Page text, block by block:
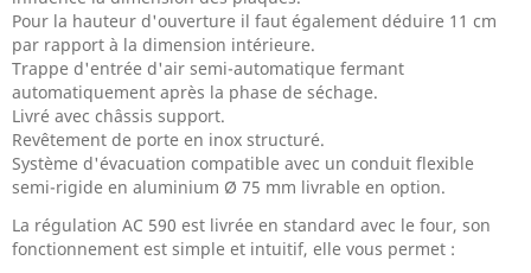
Pour la hauteur d'ouverture il faut également déduire 11 cm
par rapport à la dimension intérieure.
Trappe d'entrée d'air semi-automatique fermant
automatiquement après la phase de séchage.
Livré avec châssis support.
Revêtement de porte en inox structuré.
Système d'évacuation compatible avec un conduit flexible
semi-rigide en aluminium Ø 75 mm livrable en option.
La régulation AC 590 est livrée en standard avec le four, son
fonctionnement est simple et intuitif, elle vous permet :